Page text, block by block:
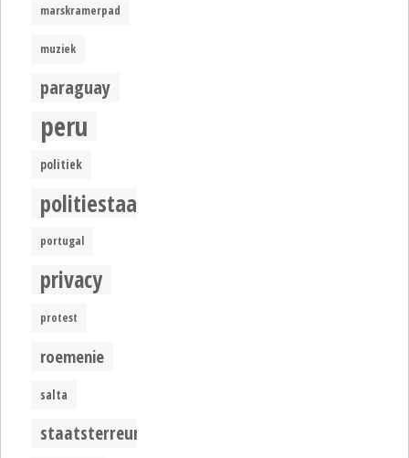
marskramerpad
muziek
paraguay
peru
politiek
politiestaat
portugal
privacy
protest
roemenie
salta
staatsterreur